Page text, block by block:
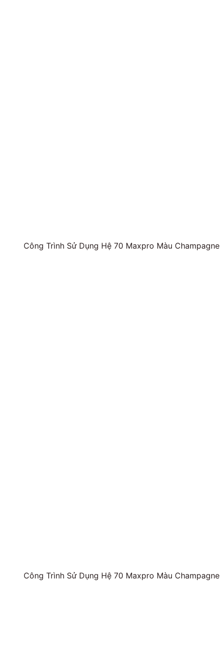
Công Trình Sử Dụng Hệ 70 Maxpro Màu
Công Trình Sử Dụng Hệ 70 Maxpro Màu